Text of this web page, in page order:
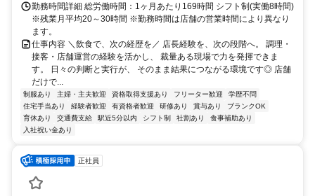
勤務時間詳細 総労働時間：1ヶ月あたり169時間 シフト制(実働8時間)
※残業月平均20～30時間 ※勤務時間は店舗の営業時間により異なり
ます。
仕事内容 ＼飲食で、次の経歴を／ 店長経験を、次の段階へ。 調理・
接客・店舗運営の経験を活かし、 裁量ある現場で力を発揮できま
す。 日々の判断と実行が、 そのまま結果につながる環境です◎ 店舗
だけで...
制服あり 主婦・主夫歓迎 資格取得支援あり フリーター歓迎
学歴不問
住宅手当あり
経験者歓迎 有資格者歓迎 研修あり 賞与あり
ブランクOK
育休あり
交通費支給 駅近5分以内 シフト制 社割あり
食事補助あり
入社祝い金あり
正社員